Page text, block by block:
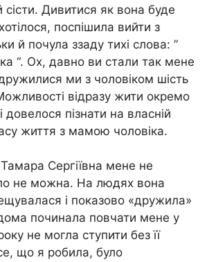
сісти. Дивитися як вона буде
поспішила вийти з
й почула ззаду тихі слова: ”
“. Ох, давно ви стали так мене
ми з чоловіком шість
відразу жити окремо
довелося пізнати на власній
життя з мамою чоловіка.
Сергіївна мене не
не можна. На людях вона
і показово «дружила»
починала повчати мене у
не могла ступити без її
що я робила, було